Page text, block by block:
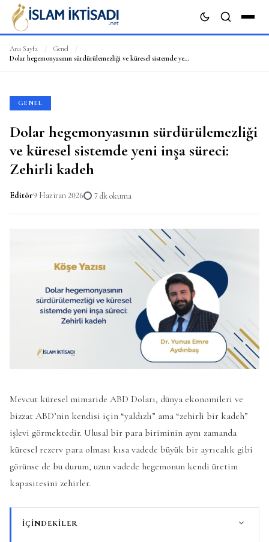
ARA
Ana Sayfa / Genel
/
Dolar hegemonyasının sürdürülemezliği ve küresel sistemde yeni inşa süreci: Zehirli kadeh
GENEL
Dolar hegemonyasının sürdürülemezliği
ve küresel sistemde yeni inşa süreci:
Zehirli kadeh
Editör9 Haziran 2026 7 dk okuma
Mevcut küresel mimaride ABD Doları, dünya ekonomileri ve
bizzat ABD’nin kendisi için “yaldızlı” ama “zehirli bir kadeh”
işlevi görmektedir. Ulusal bir para biriminin aynı zamanda
küresel rezerv para olması kısa vadede büyük bir ayrıcalık gibi
görünse de bu durum, uzun vadede hegemonun kendi üretim
kapasitesini zehirler.
İÇINDEKILER